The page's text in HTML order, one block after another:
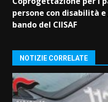
persone con disabilità
bando del CIISAF
NOTIZIE CORRELATE